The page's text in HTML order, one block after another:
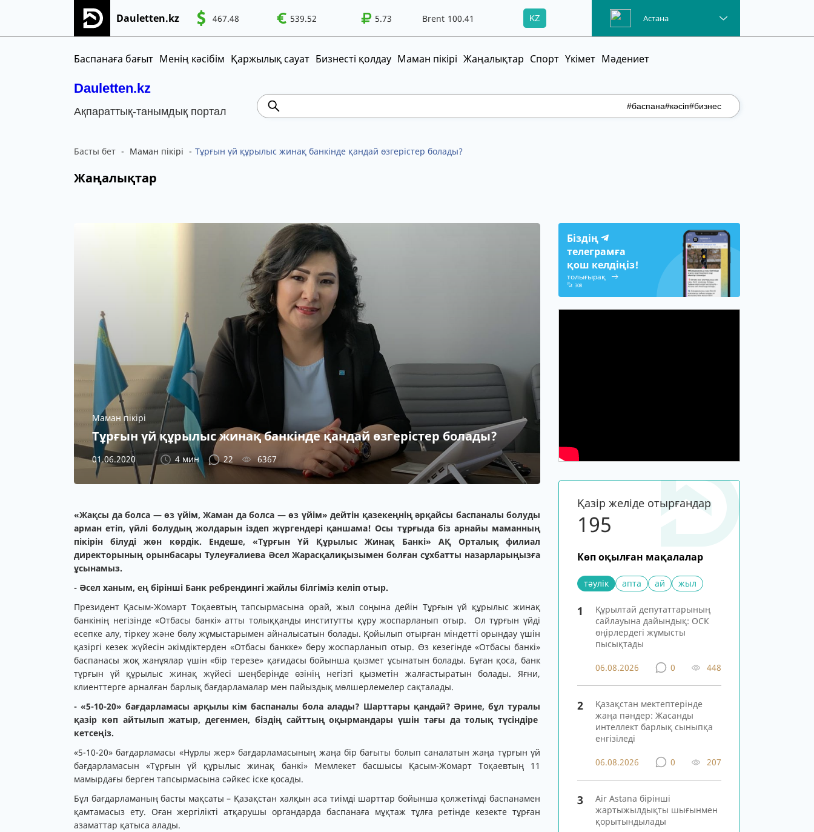
Dauletten.kz 467.48 539.52 5.73
WTI 95.99 Brent 100.41 KZ Астана
Баспанаға бағыт Менің кәсібім Қаржылық сауат Бизнесті қолдау Маман пікірі Жаңалықтар Спорт Үкімет Мәдениет
Dauletten.kz
Ақпараттық-танымдық портал #баспана#кәсіп#бизнес
Сіздің өтінішіңіз сәтті жіберілді, Рақмет!
Басты бет Маман пікірі Тұрғын үй құрылыс жинақ банкінде қандай өзгерістер болады?
Жаңалықтар
Маман пікірі
Тұрғын үй құрылыс жинақ банкінде қандай өзгерістер болады?
01.06.2020 4 мин 22 6367
«Жақсы да болса — өз үйім, Жаман да болса — өз үйім» дейтін қазекеңнің әрқайсы баспаналы болуды
арман етіп, үйлі болудың жолдарын іздеп жүргендері қаншама! Осы тұрғыда біз арнайы маманның
пікірін білуді жөн көрдік. Ендеше, «Тұрғын Үй Құрылыс Жинақ Банкі» АҚ Орталық филиал
директорының орынбасары Тулеуғалиева Әсел Жарасқалиқызымен болған сұхбатты назарларыңызға
ұсынамыз.
- Әсел ханым, ең бірінші Банк ребрендингі жайлы білгіміз келіп отыр.
Президент Қасым-Жомарт Тоқаевтың тапсырмасына орай, жыл соңына дейін Тұрғын үй құрылыс жинақ
банкінің негізінде «Отбасы банкі» атты толыққанды институтты құру жоспарланып отыр. Ол тұрғын үйді
есепке алу, тіркеу және бөлу жұмыстарымен айналысатын болады. Қойылып отырған міндетті орындау үшін
қазіргі кезек жүйесін әкімдіктерден «Отбасы банкке» беру жоспарланып отыр. Өз кезегінде «Отбасы банкі»
баспанасы жоқ жанұялар үшін «бір терезе» қағидасы бойынша қызмет ұсынатын болады. Бұған қоса, банк
тұрғын үй құрылыс жинақ жүйесі шеңберінде өзінің негізгі қызметін жалғастыратын болады. Яғни,
клиенттерге арналған барлық бағдарламалар мен пайыздық мөлшерлемелер сақталады.
- «5-10-20» бағдарламасы арқылы кім баспаналы бола алады? Шарттары қандай? Әрине, бұл туралы
қазір көп айтылып жатыр, дегенмен, біздің сайттыңоқырмандары үшін тағы да толық түсіндіре
кетсеңіз.
«5-10-20» бағдарламасы «Нұрлы жер» бағдарламасының жаңа бір бағыты болып саналатын жаңа тұрғын үй
бағдарламасын «Тұрғын үй құрылыс жинақ банкі» Мемлекет басшысы Қасым-Жомарт Тоқаевтың 11
мамырдағы берген тапсырмасына сәйкес іске қосады.
Бұл бағдарламаның басты мақсаты – Қазақстан халқын аса тиімді шарттар бойынша қолжетімді баспанамен
қамтамасыз ету. Оған жергілікті атқарушы органдарда баспанаға мұқтаж тұлға ретінде кезекте тұрған
азаматтар қатыса алады.
Біздің
телеграмға
қош келдіңіз!
толығырақ
308
Қазір желіде отырғандар
195
Көп оқылған мақалалар
тәулік апта ай жыл
1
Құрылтай депутаттарының
сайлауына дайындық: ОСК
өңірлердегі жұмысты
пысықтады
06.08.2026 0 448
2
Қазақстан мектептерінде
жаңа пәндер: Жасанды
интеллект барлық сыныпқа
енгізіледі
06.08.2026 0 207
3
Air Astana бірінші
жартыжылдықты шығынмен
қорытындылады